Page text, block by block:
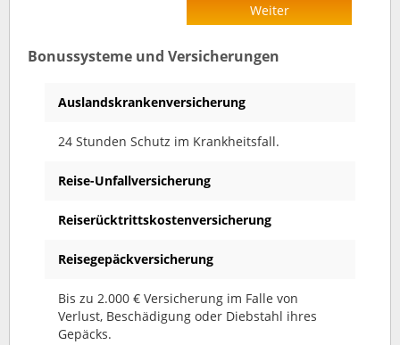
Weiter
Bonussysteme und Versicherungen
Auslandskrankenversicherung
24 Stunden Schutz im Krankheitsfall.
Reise-Unfallversicherung
Reiserücktrittskostenversicherung
Reisegepäckversicherung
Bis zu 2.000 € Versicherung im Falle von
Verlust, Beschädigung oder Diebstahl ihres
Gepäcks.